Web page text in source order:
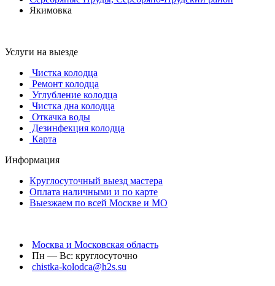
Якимовка
Услуги на выезде
Чистка колодца
Ремонт колодца
Углубление колодца
Чистка дна колодца
Откачка воды
Дезинфекция колодца
Карта
Информация
Круглосуточный выезд мастера
Оплата наличными и по карте
Выезжаем по всей Москве и МО
Москва и Московская область
Пн — Вс: круглосуточно
chistka-kolodca@h2s.su